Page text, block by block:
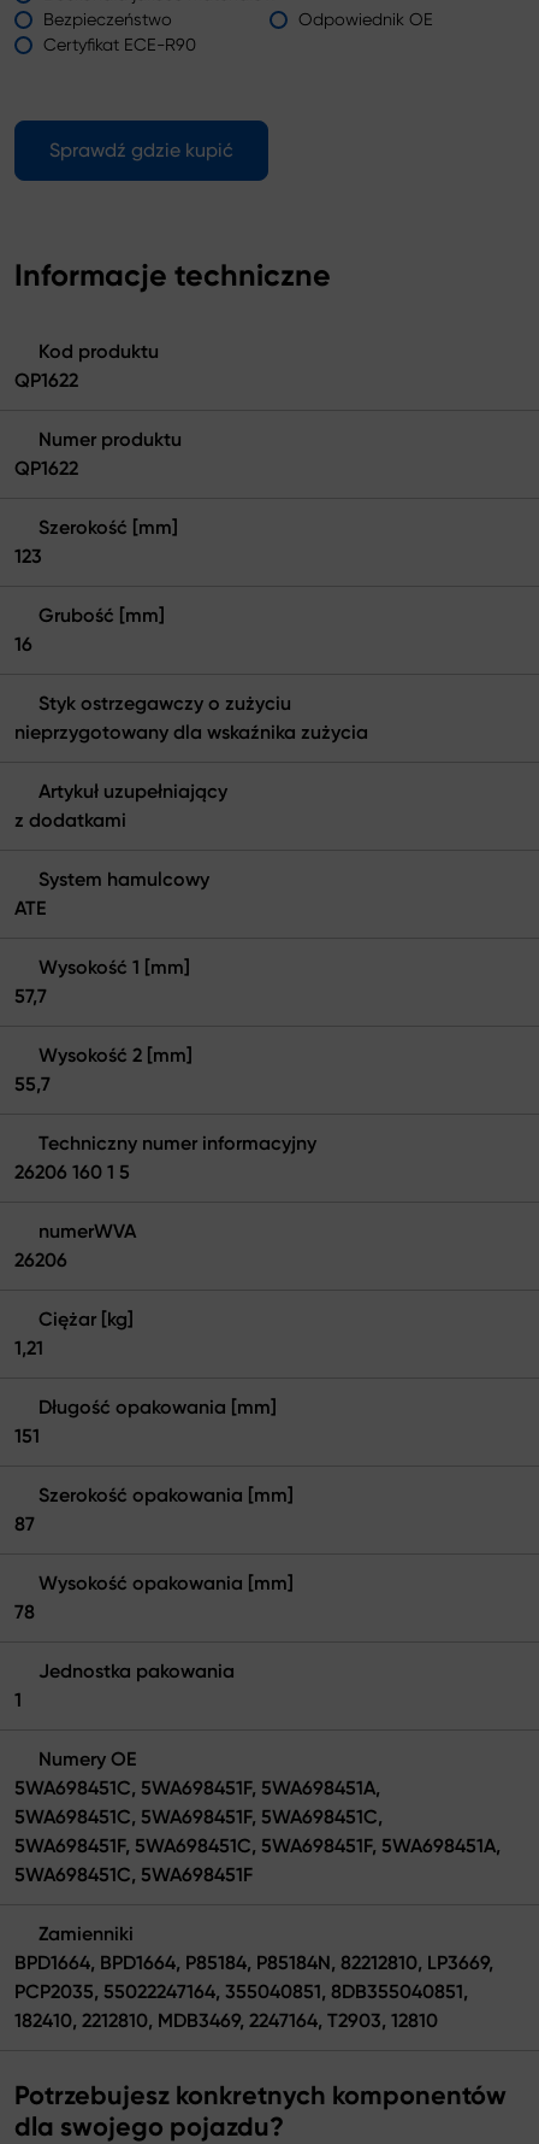
Bezpieczeństwo
Odpowiednik OE
Certyfikat ECE-R90
Sprawdź gdzie kupić
Informacje techniczne
Kod produktu
QP1622
Numer produktu
QP1622
Szerokość [mm]
123
Grubość [mm]
16
Styk ostrzegawczy o zużyciu
nieprzygotowany dla wskaźnika zużycia
Artykuł uzupełniający
z dodatkami
System hamulcowy
ATE
Wysokość 1 [mm]
57,7
Wysokość 2 [mm]
55,7
Techniczny numer informacyjny
26206 160 1 5
numerWVA
26206
Ciężar [kg]
1,21
Długość opakowania [mm]
151
Szerokość opakowania [mm]
87
Wysokość opakowania [mm]
78
Jednostka pakowania
1
Numery OE
5WA698451C, 5WA698451F, 5WA698451A,
5WA698451C, 5WA698451F, 5WA698451C,
5WA698451F, 5WA698451C, 5WA698451F, 5WA698451A,
5WA698451C, 5WA698451F
Zamienniki
BPD1664, BPD1664, P85184, P85184N, 82212810, LP3669,
PCP2035, 55022247164, 355040851, 8DB355040851,
182410, 2212810, MDB3469, 2247164, T2903, 12810
Potrzebujesz konkretnych komponentów
dla swojego pojazdu?